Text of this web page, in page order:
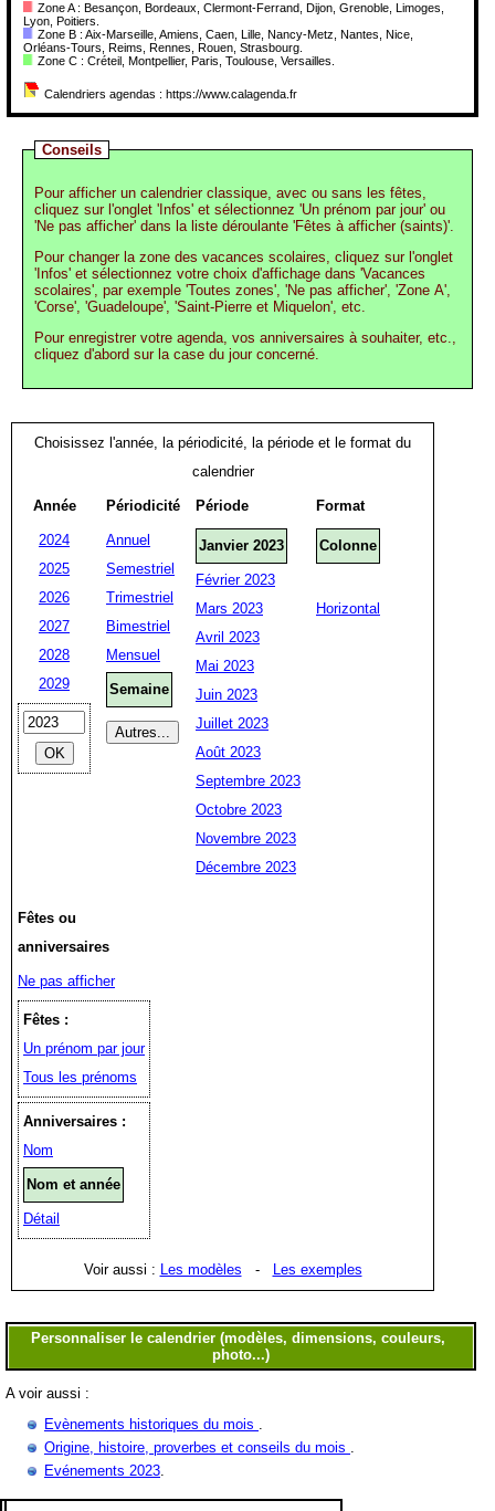
Zone A : Besançon, Bordeaux, Clermont-Ferrand, Dijon, Grenoble, Limoges,
Lyon, Poitiers.
Zone B : Aix-Marseille, Amiens, Caen, Lille, Nancy-Metz, Nantes, Nice,
Orléans-Tours, Reims, Rennes, Rouen, Strasbourg.
Zone C : Créteil, Montpellier, Paris, Toulouse, Versailles.
Calendriers agendas : https://www.calagenda.fr
Conseils
Pour afficher un calendrier classique, avec ou sans les fêtes,
cliquez sur l'onglet 'Infos' et sélectionnez 'Un prénom par jour' ou
'Ne pas afficher' dans la liste déroulante 'Fêtes à afficher (saints)'.
Pour changer la zone des vacances scolaires, cliquez sur l'onglet
'Infos' et sélectionnez votre choix d'affichage dans 'Vacances
scolaires', par exemple 'Toutes zones', 'Ne pas afficher', 'Zone A',
'Corse', 'Guadeloupe', 'Saint-Pierre et Miquelon', etc.
Pour enregistrer votre agenda, vos anniversaires à souhaiter, etc.,
cliquez d'abord sur la case du jour concerné.
Choisissez l'année, la périodicité, la période et le format du
calendrier
Année
2024
2025
2026
2027
2028
2029
Périodicité
Annuel
Semestriel
Trimestriel
Bimestriel
Mensuel
Semaine
Période
Janvier 2023
Février 2023
Mars 2023
Avril 2023
Mai 2023
Juin 2023
Juillet 2023
Août 2023
Septembre 2023
Octobre 2023
Novembre 2023
Décembre 2023
Format
Colonne
Horizontal
Fêtes ou
anniversaires
Ne pas afficher
Fêtes :
Un prénom par jour
Tous les prénoms
Anniversaires :
Nom
Nom et année
Détail
Voir aussi : Les modèles - Les exemples
A voir aussi :
Evènements historiques du mois .
Origine, histoire, proverbes et conseils du mois .
Evénements 2023.